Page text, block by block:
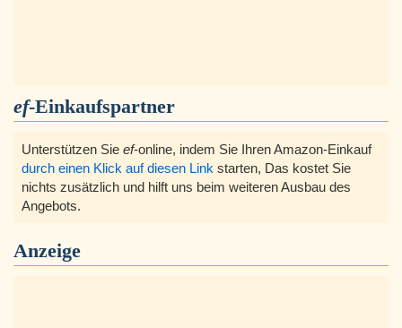
ef-Einkaufspartner
Unterstützen Sie ef-online, indem Sie Ihren Amazon-Einkauf
durch einen Klick auf diesen Link starten, Das kostet Sie
nichts zusätzlich und hilft uns beim weiteren Ausbau des
Angebots.
Anzeige